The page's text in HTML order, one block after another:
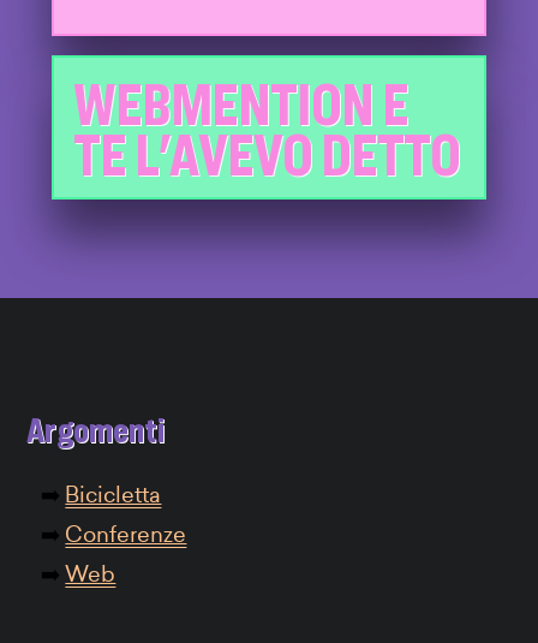
WEBMENTION E
TE L'AVEVO DETTO
Argomenti
Bicicletta
Conferenze
Web